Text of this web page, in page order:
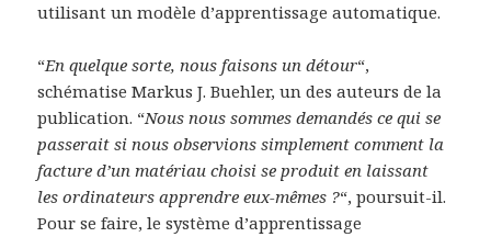
utilisant un modèle d’apprentissage automatique.
“En quelque sorte, nous faisons un détour“,
schématise Markus J. Buehler, un des auteurs de la
publication. “Nous nous sommes demandés ce qui se
passerait si nous observions simplement comment la
facture d’un matériau choisi se produit en laissant
les ordinateurs apprendre eux-mêmes ?“, poursuit-il.
Pour se faire, le système d’apprentissage